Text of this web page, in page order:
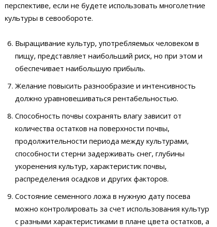
перспективе, если не будете использовать многолетние
культуры в севообороте.
Выращивание культур, употребляемых человеком в
пищу, представляет наибольший риск, но при этом и
обеспечивает наибольшую прибыль.
Желание повысить разнообразие и интенсивность
должно уравновешиваться рентабельностью.
Способность почвы сохранять влагу зависит от
количества остатков на поверхности почвы,
продолжительности периода между культурами,
способности стерни задерживать снег, глубины
укоренения культур, характеристик почвы,
распределения осадков и других факторов.
Состояние семенного ложа в нужную дату посева
можно контролировать за счет использования культур
с разными характеристиками в плане цвета остатков, а